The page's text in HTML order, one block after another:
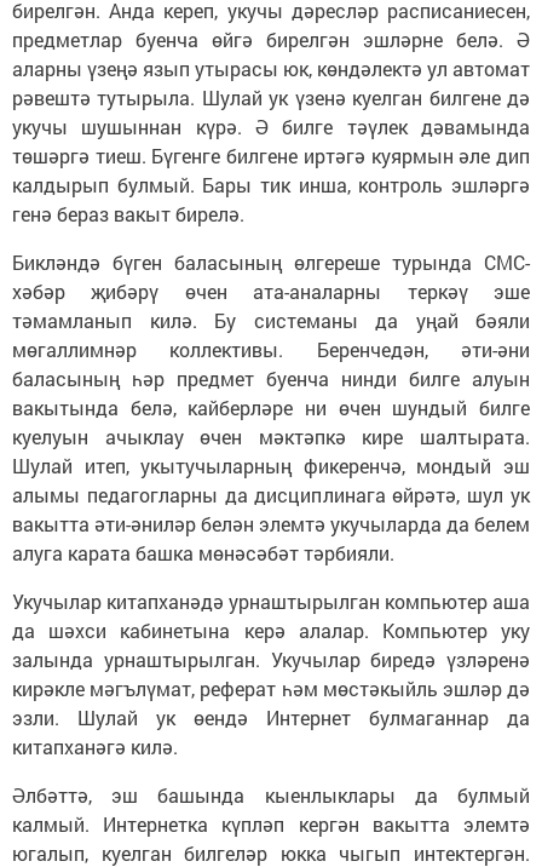
бирелгән. Анда кереп, укучы дәресләр расписаниесен,
предметлар буенча өйгә бирелгән эшләрне белә. Ә
аларны үзеңә язып утырасы юк, көндәлектә ул автомат
рәвештә тутырыла. Шулай ук үзенә куелган билгене дә
укучы шушыннан күрә. Ә билге тәүлек дәвамында
төшәргә тиеш. Бүгенге билгене иртәгә куярмын әле дип
калдырып булмый. Бары тик инша, контроль эшләргә
генә бераз вакыт бирелә.
Бикләндә бүген баласының өлгереше турында СМС-
хәбәр җибәрү өчен ата-аналарны теркәү эше
тәмамланып килә. Бу системаны да уңай бәяли
мөгаллимнәр коллективы. Беренчедән, әти-әни
баласының һәр предмет буенча нинди билге алуын
вакытында белә, кайберләре ни өчен шундый билге
куелуын ачыклау өчен мәктәпкә кире шалтырата.
Шулай итеп, укытучыларның фикеренчә, мондый эш
алымы педагогларны да дисциплинага өйрәтә, шул ук
вакытта әти-әниләр белән элемтә укучыларда да белем
алуга карата башка мөнәсәбәт тәрбияли.
Укучылар китапханәдә урнаштырылган компьютер аша
да шәхси кабинетына керә алалар. Компьютер уку
залында урнаштырылган. Укучылар биредә үзләренә
кирәкле мәгълүмат, реферат һәм мөстәкыйль эшләр дә
эзли. Шулай ук өендә Интернет булмаганнар да
китапханәгә килә.
Әлбәттә, эш башында кыенлыклары да булмый
калмый. Интернетка күпләп кергән вакытта элемтә
югалып, куелган билгеләр юкка чыгып интектергән.